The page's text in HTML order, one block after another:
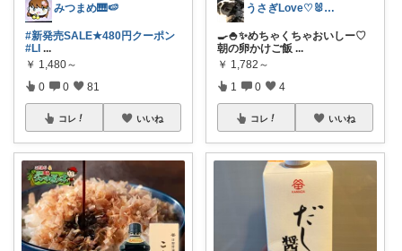
みつまめ🎹🍉
#新発売SALE★480円クーポン
#LI ...
￥ 1,480～
0 0 81
コレ いいね
うさぎLove♡🐰みーちゃん🐰
🍳🍚✨めちゃくちゃおいしー♡
朝の卵かけご飯 ...
￥ 1,782～
1 0 4
コレ いいね